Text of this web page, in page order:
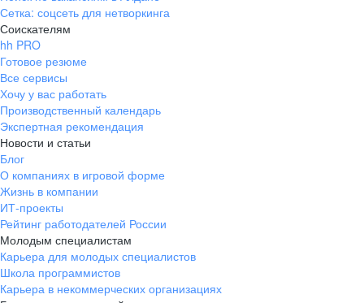
Сетка: соцсеть для нетворкинга
Соискателям
hh PRO
Готовое резюме
Все сервисы
Хочу у вас работать
Производственный календарь
Экспертная рекомендация
Новости и статьи
Блог
О компаниях в игровой форме
Жизнь в компании
ИТ-проекты
Рейтинг работодателей России
Молодым специалистам
Карьера для молодых специалистов
Школа программистов
Карьера в некоммерческих организациях